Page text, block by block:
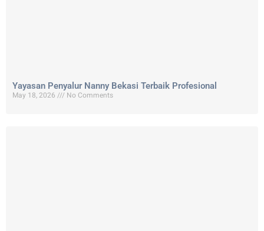
Yayasan Penyalur Nanny Bekasi Terbaik Profesional
May 18, 2026
No Comments